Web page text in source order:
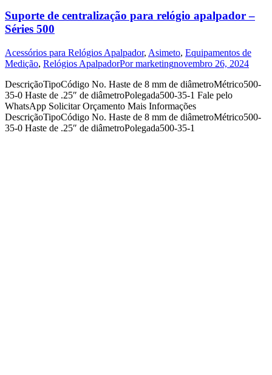
Suporte de centralização para relógio apalpador –
Séries 500
Acessórios para Relógios Apalpador, Asimeto, Equipamentos de
Medição, Relógios ApalpadorPormarketingnovembro 26, 2024
DescriçãoTipoCódigo No. Haste de 8 mm de diâmetroMétrico500-
35-0 Haste de .25″ de diâmetroPolegada500-35-1 Fale pelo
WhatsApp Solicitar Orçamento Mais Informações
DescriçãoTipoCódigo No. Haste de 8 mm de diâmetroMétrico500-
35-0 Haste de .25″ de diâmetroPolegada500-35-1